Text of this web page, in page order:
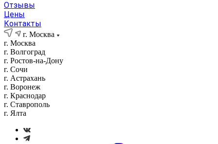
Отзывы
Цены
Контакты
г. Москва
г. Москва
г. Волгоград
г. Ростов-на-Дону
г. Сочи
г. Астрахань
г. Воронеж
г. Краснодар
г. Ставрополь
г. Ялта